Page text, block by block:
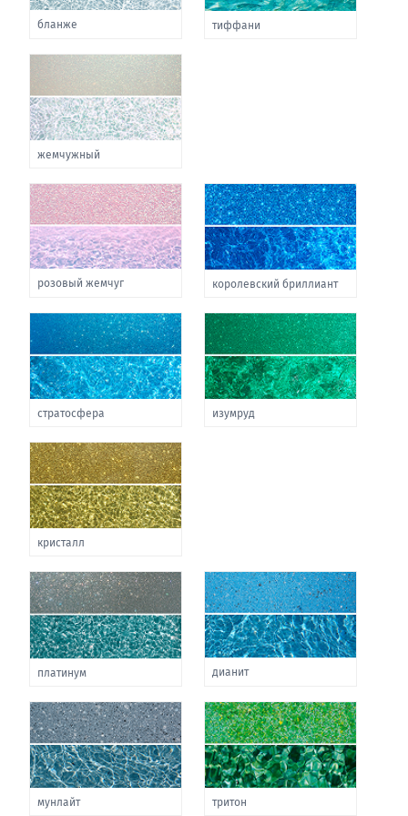
бланже тиффани
жемчужный
розовый жемчуг королевский бриллиант
стратосфера изумруд
кристалл
платинум дианит
мунлайт тритон